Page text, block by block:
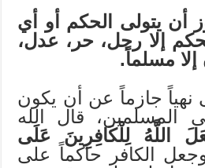
لا يجوز أن يتولى الحكم أو أي
إلا رجل، حر، عدل،
مسلماً.
نهياً جازماً عن أن يكون
المسلمين، قال الله
اللَّهُ لِلْكَافِرِينَ عَلَى
الكافر حاكماً على